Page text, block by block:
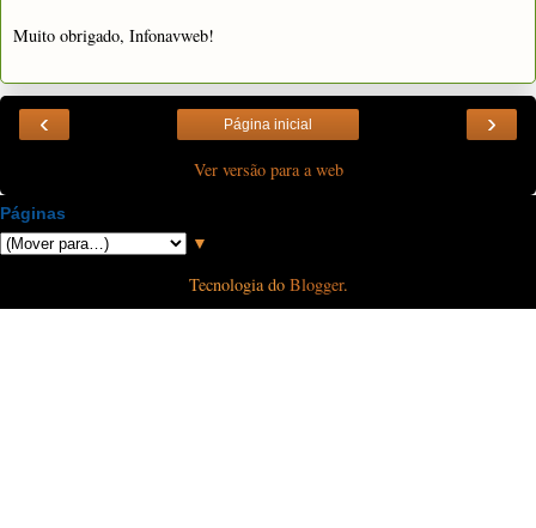
Muito obrigado, Infonavweb!
‹ ›
Página inicial
Ver versão para a web
Páginas
▼
Tecnologia do Blogger.